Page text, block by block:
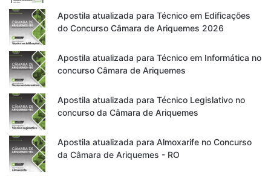
Apostila atualizada para Técnico em Edificações
do Concurso Câmara de Ariquemes 2026
Apostila atualizada para Técnico em Informática no
concurso Câmara de Ariquemes
Apostila atualizada para Técnico Legislativo no
concurso da Câmara de Ariquemes
Apostila atualizada para Almoxarife no Concurso
da Câmara de Ariquemes - RO